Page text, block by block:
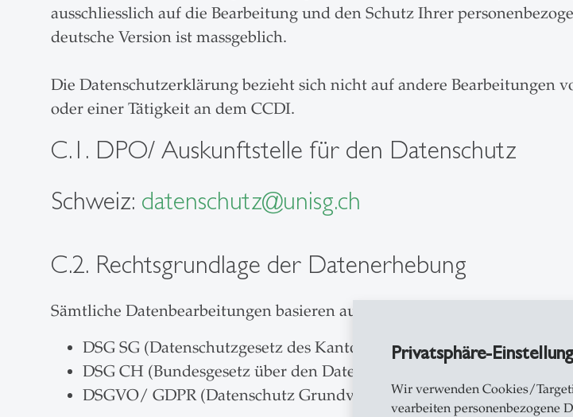
Privatsphäre-
Wir verwenden Cookies/
vearbeiten personenbezogene
ausschliesslich auf die Bearbeitung und den Schutz Ihrer
deutsche Version ist massgeblich.
Die Datenschutzerklärung bezieht sich nicht auf andere Bearbeitungen
oder einer Tätigkeit an dem CCDI.
C.1. DPO/ Auskunftstelle für den Datenschutz
Schweiz: datenschutz@unisg.ch
C.2. Rechtsgrundlage der Datenerhebung
Sämtliche Datenbearbeitungen basieren auf:
DSG SG (Datenschutzgesetz des Kantons St.Gallen, sGS 142.1): Art.
DSG CH (Bundesgesetz über den Datenschutz): Art. 6, Art. 19, Art. 31
DSGVO/ GDPR (Datenschutz Grundverordnung der EU): Art. 6, Art.